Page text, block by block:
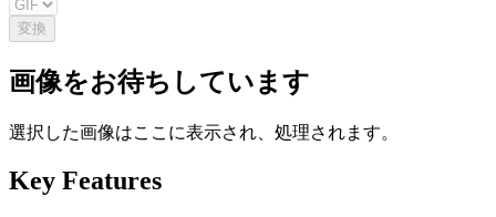
変換
画像をお待ちしています
選択した画像はここに表示され、処理されます。
Key Features